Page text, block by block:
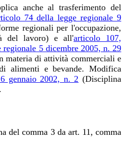
anche al trasferimento del
74 della legge regionale 9
regionali per l'occupazione,
del lavoro) e all'articolo 107,
regionale 5 dicembre 2005, n. 29
materia di attività commerciali e
alimenti e bevande. Modifica
gennaio 2002, n. 2 (Disciplina
del comma 3 da art. 11, comma